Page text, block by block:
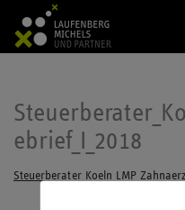
ebrief_I_2018